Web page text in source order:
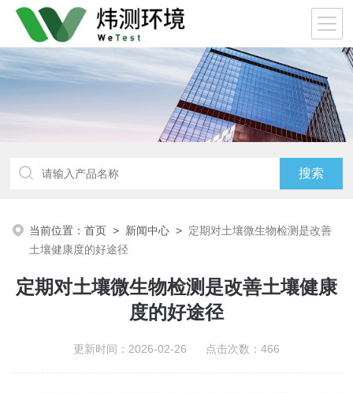
当前位置：首页 > 新闻中心 > 定期对土壤微生物检测是改善
土壤健康度的好途径
定期对土壤微生物检测是改善土壤健康
度的好途径
更新时间：2026-02-26 点击次数：466